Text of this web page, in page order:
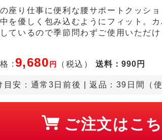
: 9,680 円 （税込） 送料 ：990円
目安： 通常3日前後 | 返品：39日間（
ご注文はこ
座り仕事に便利な腰サポートクッシ
を優しく包み込むようにフィット。
ているので季節問わずご使用いただけ